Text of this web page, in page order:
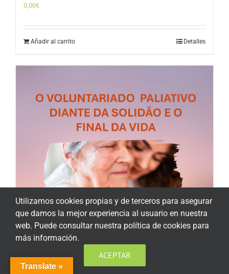
0,00€
Añadir al carrito Detalles
Translate »
Utilizamos cookies propias y de terceros para asegurar
que damos la mejor experiencia al usuario en nuestra
web. Puede consultar nuestra política de cookies para
más información.
ACEPTAR